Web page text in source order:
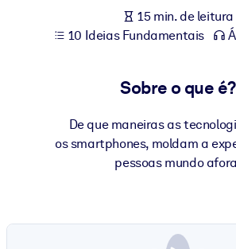
Enriqueça sua biblioteca corporativa
negócios confiável e pronto para uso.
Alimente seus sistemas de IA com
15 min. de leitura
10 Ideias Fundamentais
Sobre o que é?
De que maneiras as
os smartphones, moldam a
pessoas mundo